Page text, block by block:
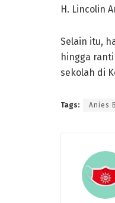
H. Lincolin
Selain itu,
hingga
sekolah di
Tags: Anies